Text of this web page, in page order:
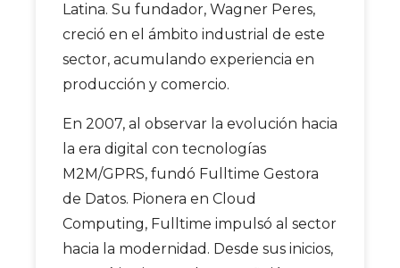
Latina. Su fundador, Wagner Peres,
creció en el ámbito industrial de este
sector, acumulando experiencia en
producción y comercio.
En 2007, al observar la evolución hacia
la era digital con tecnologías
M2M/GPRS, fundó Fulltime Gestora
de Datos. Pionera en Cloud
Computing, Fulltime impulsó al sector
hacia la modernidad. Desde sus inicios,